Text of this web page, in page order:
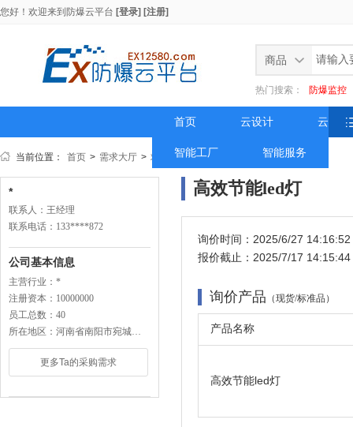
您好！欢迎来到 防爆云平台 [登录] [注册]
商品
热门搜索： 防爆监控
首页 云设计 云方案
智能工厂 智能服务
当前位置： 首页 > 需求大厅 > 求购详情
*
联系人：王经理
联系电话：133****872
公司基本信息
主营行业：*
注册资本：10000000
员工总数：40
所在地区：河南省南阳市宛城区南阳市信臣路与独山大道口创业大厦东楼21 楼
更多Ta的采购需求
高效节能led灯
询价时间：2025/6/27 14:16:52
报价截止：2025/7/17 14:15:44
询价产品 （现货/标准品）
产品名称
高效节能led灯